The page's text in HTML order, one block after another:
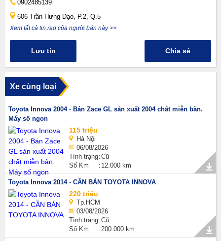
0902485139
606 Trần Hưng Đạo, P.2, Q.5
Xem tất cả tin rao của người bán này >>
Lưu tin Chia sẻ
Xe cùng loại
Toyota Innova 2004 - Bán Zace GL sản xuất 2004 chất miễn bàn.
Máy số ngon
115 triệu
Hà Nội
06/08/2026
Tình trạng Cũ
Số Km
12.000 km
Toyota Innova 2014 - CẦN BÁN TOYOTA INNOVA
220 triệu
Tp.HCM
03/08/2026
Tình trạng Cũ
Số Km
200.000 km